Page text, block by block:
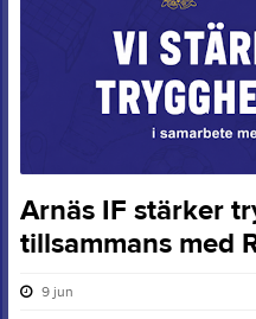
Arnäs IF stärker
tillsammans med
9 jun